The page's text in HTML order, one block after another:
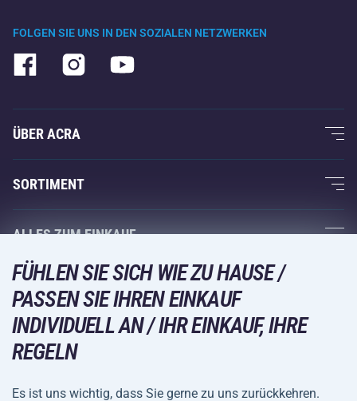
FOLGEN SIE UNS IN DEN SOZIALEN NETZWERKEN
ÜBER ACRA
Über uns
Acra-Garantie
Kontakte
Großhandel
Einkaufsratgeber
SORTIMENT
Fitness und Krafttraining
Racketsportarten
Wintersport
Freizeit und Unterhaltung
Camping und Wandern
ALLES ZUM EINKAUF
Acra-Garantie
Rückgabe und Reklamationen
VERSANDARTEN
ZAHLUNGSARTEN
FÜHLEN SIE SICH WIE ZU HAUSE /
PASSEN SIE IHREN EINKAUF
INDIVIDUELL AN / IHR EINKAUF, IHRE
REGELN
Es ist uns wichtig, dass Sie gerne zu uns zurückkehren.